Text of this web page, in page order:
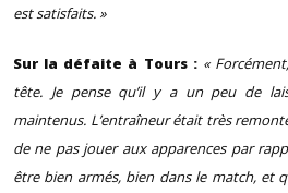
est satisfaits. »
Sur la défaite à Tours : «
tête. Je pense qu’il y a un peu de
maintenus. L’entraîneur était très
de ne pas jouer aux apparences par
être bien armés, bien dans le match, et